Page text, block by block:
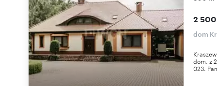
2
dom
dom, z
023.